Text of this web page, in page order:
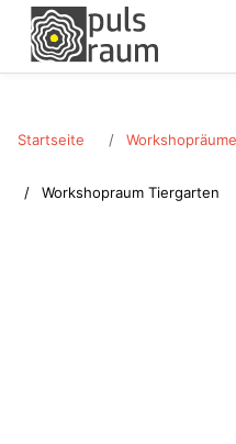
Startseite
Workshopraum Tiergarten